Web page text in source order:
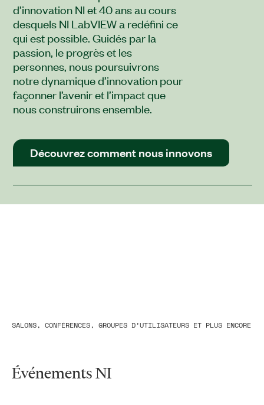
d’innovation NI et 40 ans au cours
desquels NI LabVIEW a redéfini ce
qui est possible. Guidés par la
passion, le progrès et les
personnes, nous poursuivrons
notre dynamique d’innovation pour
façonner l’avenir et l’impact que
nous construirons ensemble.
Découvrez comment nous innovons
SALONS, CONFÉRENCES, GROUPES D’UTILISATEURS ET PLUS ENCORE
Événements NI